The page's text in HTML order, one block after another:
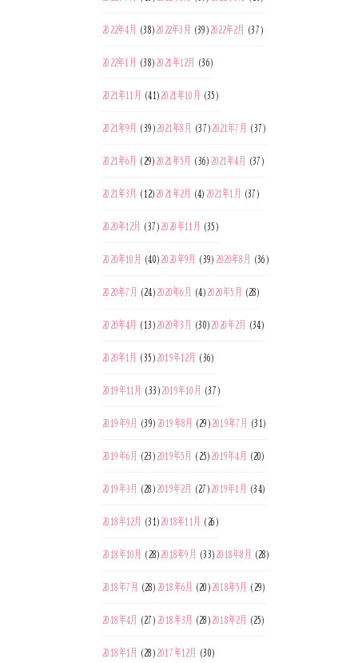
2022年4月 (38) 2022年3月 (39) 2022年2月 (37)
2022年1月 (38) 2021年12月 (36)
2021年11月 (41) 2021年10月 (35)
2021年9月 (39) 2021年8月 (37) 2021年7月 (37)
2021年6月 (29) 2021年5月 (36) 2021年4月 (37)
2021年3月 (12) 2021年2月 (4) 2021年1月 (37)
2020年12月 (37) 2020年11月 (35)
2020年10月 (40) 2020年9月 (39) 2020年8月 (36)
2020年7月 (24) 2020年6月 (4) 2020年5月 (28)
2020年4月 (13) 2020年3月 (30) 2020年2月 (34)
2020年1月 (35) 2019年12月 (36)
2019年11月 (33) 2019年10月 (37)
2019年9月 (39) 2019年8月 (29) 2019年7月 (31)
2019年6月 (23) 2019年5月 (25) 2019年4月 (20)
2019年3月 (28) 2019年2月 (27) 2019年1月 (34)
2018年12月 (31) 2018年11月 (26)
2018年10月 (28) 2018年9月 (33) 2018年8月 (28)
2018年7月 (28) 2018年6月 (20) 2018年5月 (29)
2018年4月 (27) 2018年3月 (28) 2018年2月 (25)
2018年1月 (28) 2017年12月 (30)